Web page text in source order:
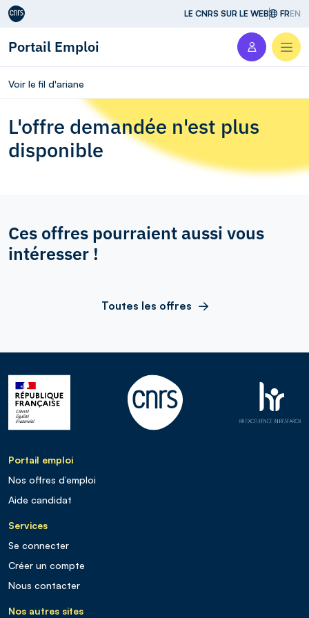
Aller au contenu LE CNRS SUR LE WEB FREN
Portail Emploi
Voir le fil d'ariane
L'offre demandée n'est plus
disponible
Ces offres pourraient aussi vous
intéresser !
Toutes les offres
Portail emploi
Nos offres d’emploi
Aide candidat
Services
Se connecter
Créer un compte
Nous contacter
Nos autres sites